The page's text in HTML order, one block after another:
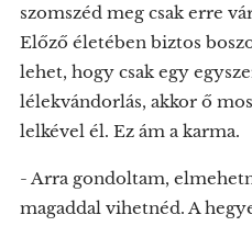
szomszéd meg csak erre
Előző életében biztos
lehet, hogy csak egy
lélekvándorlás, akkor ő
lelkével él. Ez ám a karma.
- Arra gondoltam,
magaddal vihetnéd. A